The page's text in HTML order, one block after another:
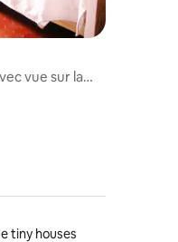
: 2,67 sur 5
vue sur la
tiny houses